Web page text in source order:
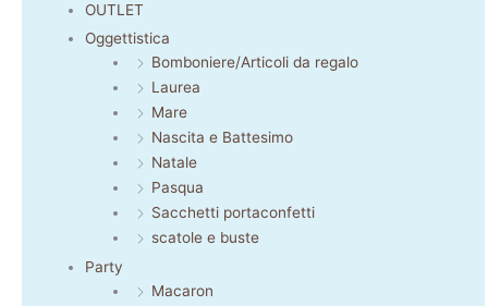
OUTLET
Oggettistica
Bomboniere/Articoli da regalo
Laurea
Mare
Nascita e Battesimo
Natale
Pasqua
Sacchetti portaconfetti
scatole e buste
Party
Macaron